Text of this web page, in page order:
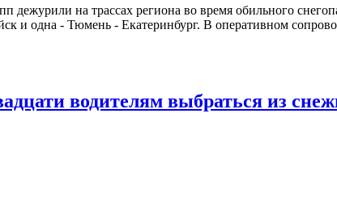
дежурили на трассах региона во время обильного
и одна - Тюмень - Екатеринбург. В оперативном
водителям выбраться из